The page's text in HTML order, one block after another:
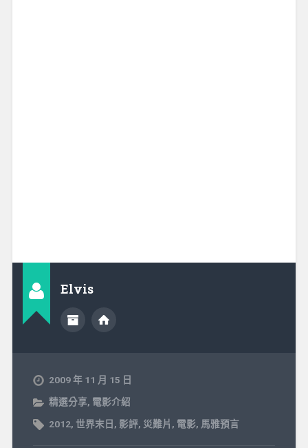
Elvis
2009 年 11 月 15 日
精選分享, 電影介紹
2012, 世界末日 , 影評, 災難片 , 電影, 馬雅預言